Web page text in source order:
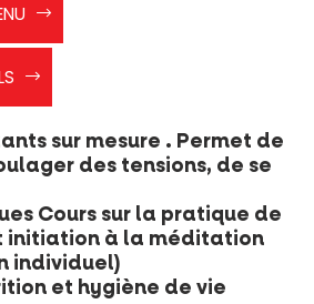
sur mesure . Permet de
des tensions, de se
Cours sur la pratique de
initiation à la méditation
individuel)
et hygiène de vie